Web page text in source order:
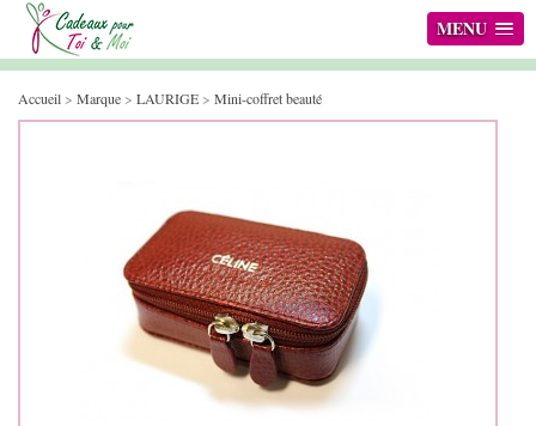
MENU
Accueil> Marque> LAURIGE> Mini-coffret beauté